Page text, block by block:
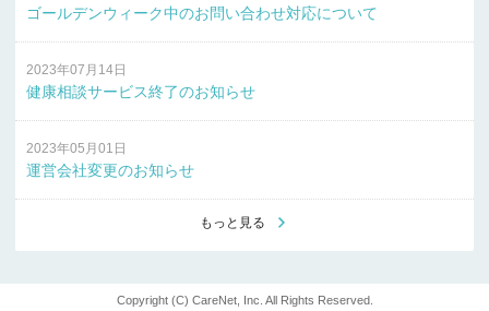
ゴールデンウィーク中のお問い合わせ対応について
2023年07月14日
健康相談サービス終了のお知らせ
2023年05月01日
運営会社変更のお知らせ
もっと見る
Copyright (C) CareNet, Inc. All Rights Reserved.